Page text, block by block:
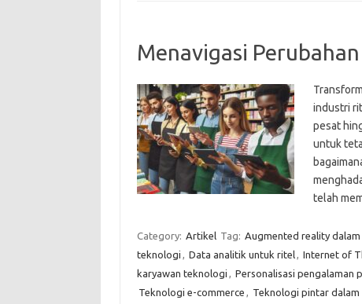
Menavigasi
industri
pesat
untuk
telah
Category: Artikel Tag: Augmented reality
teknologi , Data analitik untuk ritel, Internet of
karyawan teknologi , Personalisasi pengalaman
Teknologi e-commerce , Teknologi pintar dalam